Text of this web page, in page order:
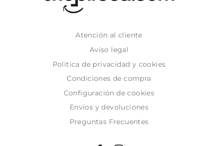
Atención al cliente
Aviso legal
Politica de privacidad y cookies
Condiciones de compra
Configuración de cookies
Envíos y devoluciones
Preguntas Frecuentes